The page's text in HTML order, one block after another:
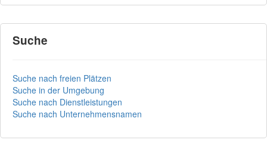
Suche
Suche nach freien Plätzen
Suche in der Umgebung
Suche nach Dienstleistungen
Suche nach Unternehmensnamen